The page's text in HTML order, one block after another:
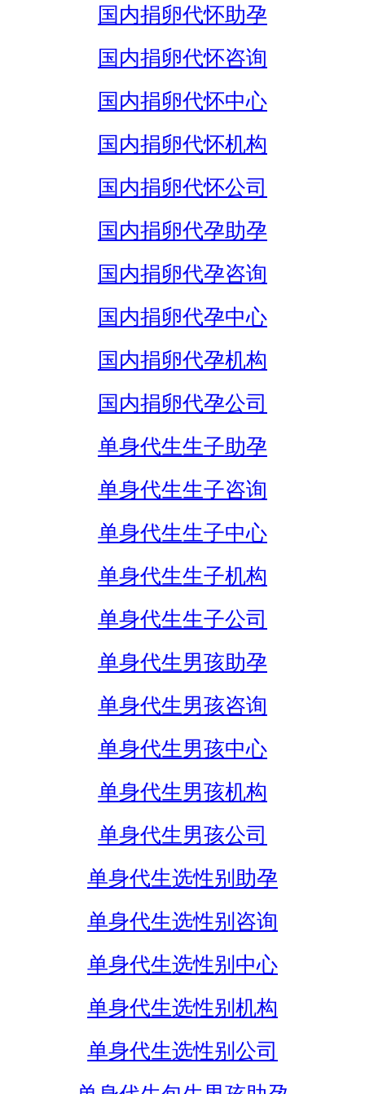
国内捐卵代怀助孕
国内捐卵代怀咨询
国内捐卵代怀中心
国内捐卵代怀机构
国内捐卵代怀公司
国内捐卵代孕助孕
国内捐卵代孕咨询
国内捐卵代孕中心
国内捐卵代孕机构
国内捐卵代孕公司
单身代生生子助孕
单身代生生子咨询
单身代生生子中心
单身代生生子机构
单身代生生子公司
单身代生男孩助孕
单身代生男孩咨询
单身代生男孩中心
单身代生男孩机构
单身代生男孩公司
单身代生选性别助孕
单身代生选性别咨询
单身代生选性别中心
单身代生选性别机构
单身代生选性别公司